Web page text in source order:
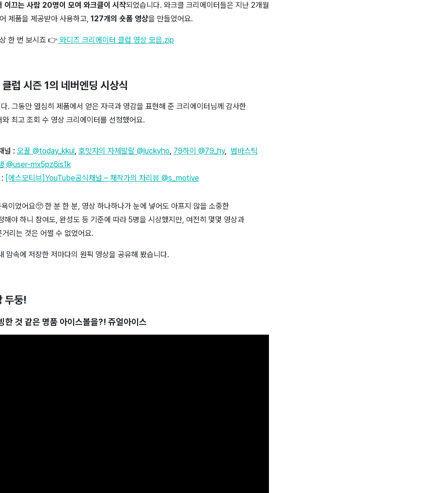
이끄는 사람 20명이 모여 와크클이 시작되었습니다. 와크클 크리에이터들은 지난 2개월
제품을 제공받아 사용하고, 127개의 숏폼 영상을 만들었어요.
한 번 보시죠 👉 와디즈 크리에이터 클럽 영상 모음.zip
럽 시즌 1의 네버엔딩 시상식
. 그동안 열심히 제품에서 얻은 자극과 영감을 표현해 준 크리에이터님께 감사한
최고 조회 수 영상 크리에이터를 선정했어요.
널 : 오꿀 @today_kkul , 호밋쟈의 자체발랄 @luckyho, 79하이 @79_hy, 범바스틱
@user-mx5pz6is1k
[에스모티브]YouTube공식채널 – 채작가의 차리뷰 @s_motive
이었어요🥺 한 분 한 분, 영상 하나하나가 눈에 넣어도 아프지 않을 소중한
해야 하니 참여도, 완성도 등 기준에 따라 5명을 시상했지만, 여전히 몇몇 영상과
리는 것은 어쩔 수 없었어요.
맘속에 저장한 저마다의 원픽 영상을 공유해 봤습니다.
두둥!
한 것 같은 명품 아이스볼을?! 쥬얼아이스